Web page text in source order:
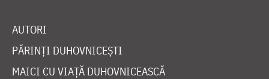
AUTORI
PĂRINȚI DUHOVNICEȘTI
MAICI CU VIAȚĂ DUHOVNICEASCĂ